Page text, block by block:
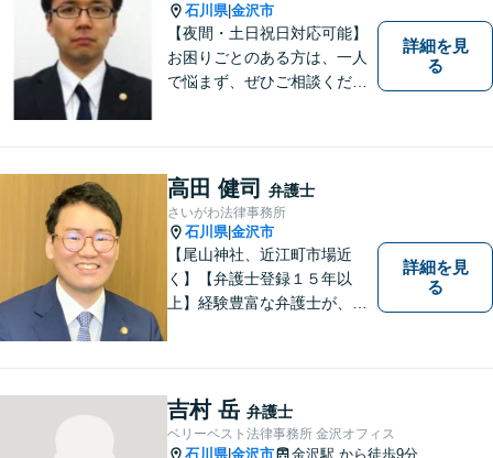
石川県|金沢市
【夜間・土日祝日対応可能】
お困りごとのある方は、一人
で悩まず、ぜひご相談くださ
さい（相談料：１時間５5００
円(税込））
詳細を見
る
高田 健司 弁護士
さいがわ法律事務所
石川県|金沢市
【尾山神社、近江町市場近
く】【弁護士登録１５年以
上】経験豊富な弁護士が、誠
詳細を見
る
吉村 岳 弁護士
ベリーベスト法律事務所 金沢オフィス
石川県 金沢市 金沢駅 から徒歩9分